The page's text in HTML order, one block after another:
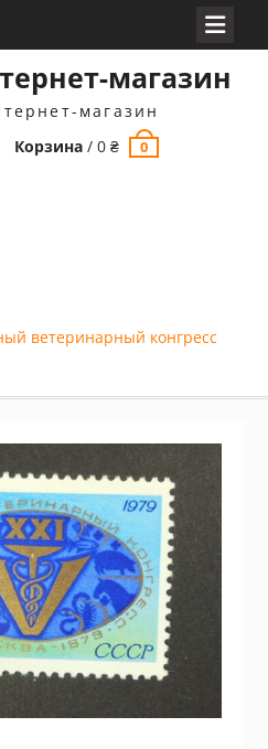
магазин
магазин
Корзина /0₴ 0
ветеринарный конгресс